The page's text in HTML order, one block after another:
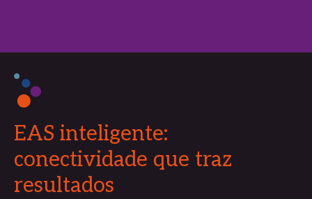
EAS inteligente:
conectividade que traz
resultados